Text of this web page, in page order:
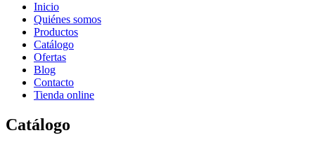
Inicio
Quiénes somos
Productos
Catálogo
Ofertas
Blog
Contacto
Tienda online
Catálogo